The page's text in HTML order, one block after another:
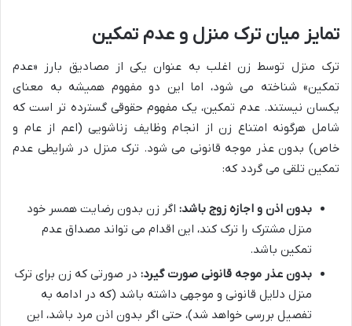
تمایز میان ترک منزل و عدم تمکین
ترک منزل توسط زن اغلب به عنوان یکی از مصادیق بارز «عدم
تمکین» شناخته می شود، اما این دو مفهوم همیشه به معنای
یکسان نیستند. عدم تمکین، یک مفهوم حقوقی گسترده تر است که
شامل هرگونه امتناع زن از انجام وظایف زناشویی (اعم از عام و
خاص) بدون عذر موجه قانونی می شود. ترک منزل در شرایطی عدم
تمکین تلقی می گردد که:
بدون اذن و اجازه زوج باشد: اگر زن بدون رضایت همسر خود
منزل مشترک را ترک کند، این اقدام می تواند مصداق عدم
تمکین باشد.
بدون عذر موجه قانونی صورت گیرد: در صورتی که زن برای ترک
منزل دلایل قانونی و موجهی داشته باشد (که در ادامه به
تفصیل بررسی خواهد شد)، حتی اگر بدون اذن مرد باشد، این